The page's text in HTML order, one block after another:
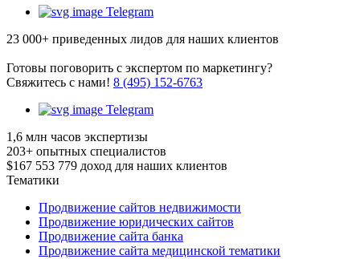
Telegram
23 000+ приведенных лидов для наших клиентов
Готовы поговорить с экспертом по маркетингу?
Cвяжитесь с нами! 8 (495) 152-6763
Telegram
1,6 млн часов экспертизы
203+ опытных специалистов
$167 553 779 доход для наших клиентов
Тематики
Продвижение сайтов недвижимости
Продвижение юридических сайтов
Продвижение сайта банка
Продвижение сайта медицинской тематики